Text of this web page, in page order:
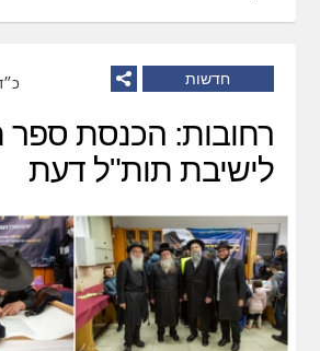
חדשות
רחובות: הכנסת ספר
לישיבת תות"ל דעת